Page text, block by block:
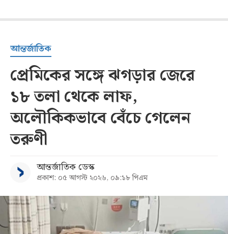
আন্তর্জাতিক
প্রেমিকের সঙ্গে ঝগড়ার জেরে
১৮ তলা থেকে লাফ,
অলৌকিকভাবে বেঁচে গেলেন
তরুণী
আন্তর্জাতিক ডেস্ক
প্রকাশ: ০৫ আগস্ট ২০২৬, ০৯:১৮ পিএম